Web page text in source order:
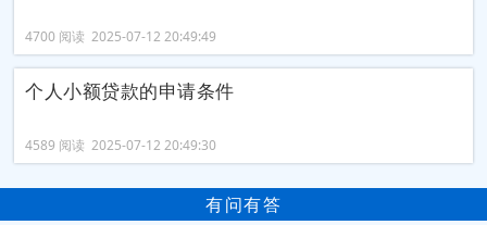
4700 阅读 2025-07-12 20:49:49
个人小额贷款的申请条件
4589 阅读 2025-07-12 20:49:30
有问有答